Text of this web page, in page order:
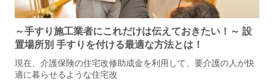
～手すり施工業者にこれだけは伝えておきたい！～ 設
置場所別 手すりを付ける最適な方法とは！
現在、介護保険の住宅改修助成金を利用して、要介護の人が快
適に暮らせるような住宅改